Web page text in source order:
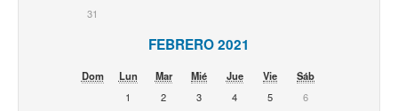
31
FEBRERO 2021
Dom Lun Mar Mié Jue Vie
Sáb
1
2 3 4 5
6